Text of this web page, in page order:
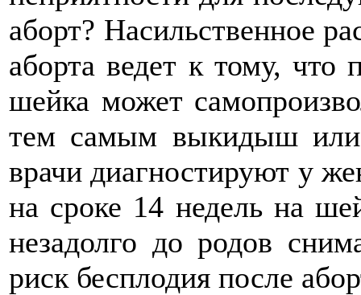
аборт? Насильственное
аборта ведет к тому,
шейка может
тем самым выкидыш
врачи диагностируют у
на сроке 14 недель на
незадолго до родов
риск бесплодия после